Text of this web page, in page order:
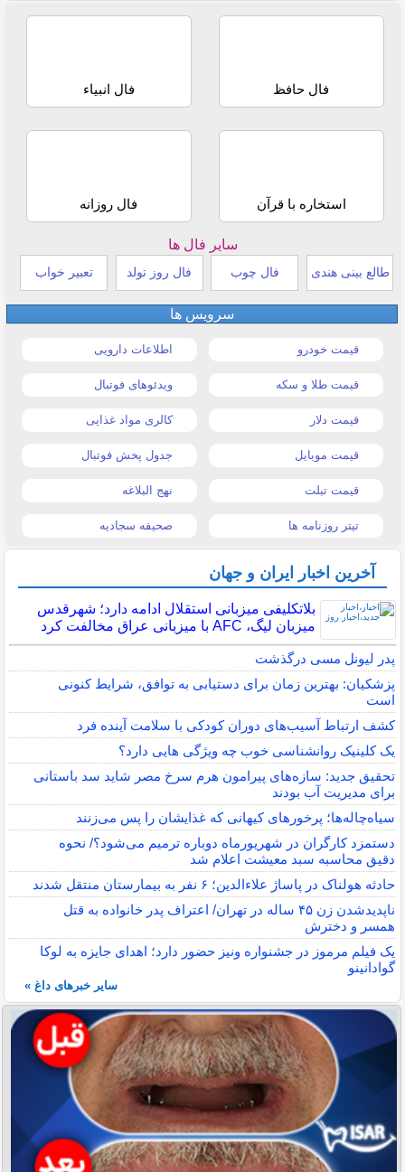
فال حافظ فال انبیاء
استخاره با قرآن فال روزانه
سایر فال ها
طالع بینی هندی فال چوب فال روز تولد تعبیر خواب
سرویس ها
قیمت خودرو اطلاعات دارویی
قیمت طلا و سکه ویدئوهای فوتبال
قیمت دلار کالری مواد غذایی
قیمت موبایل جدول پخش فوتبال
قیمت تبلت نهج البلاغه
تیتر روزنامه ها صحیفه سجادیه
آخرین اخبار ایران و جهان
بلاتکلیفی میزبانی استقلال ادامه دارد؛ شهرقدس
میزبان لیگ، AFC با میزبانی عراق مخالفت کرد
پدر لیونل مسی درگذشت
پزشکیان: بهترین زمان برای دستیابی به توافق، شرایط کنونی
است
کشف ارتباط آسیب‌های دوران کودکی با سلامت آینده فرد
یک کلینیک روانشناسی خوب چه ویژگی هایی دارد؟
تحقیق جدید: سازه‌های پیرامون هرم سرخ مصر شاید سد باستانی
برای مدیریت آب بودند
سیاه‌چاله‌ها؛ پرخورهای کیهانی که غذایشان را پس می‌زنند
دستمزد کارگران در شهریورماه دوباره ترمیم می‌شود؟/ نحوه
دقیق محاسبه سبد معیشت اعلام شد
حادثه هولناک در پاساژ علاءالدین؛ ۶ نفر به بیمارستان منتقل شدند
ناپدیدشدن زن ۴۵ ساله در تهران/ اعتراف پدر خانواده به قتل
همسر و دخترش
یک فیلم مرموز در جشنواره ونیز حضور دارد؛ اهدای جایزه به لوکا
گوادانینو
سایر خبرهای داغ »